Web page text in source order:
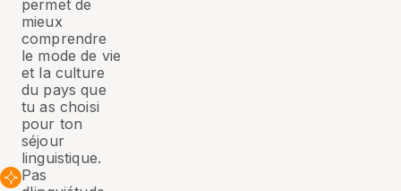
permet de
mieux
comprendre
le mode de vie
et la culture
du pays que
tu as choisi
pour ton
séjour
linguistique.
Pas